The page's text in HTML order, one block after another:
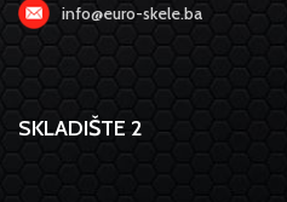
info@euro-skele.ba
SKLADIŠTE 2